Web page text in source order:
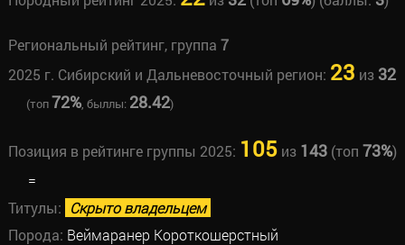
Региональный рейтинг, группа 7
2025 г. Сибирский и Дальневосточный регион: 23 из 32
(топ72%, быллы: 28.42)
Позиция в рейтинге группы 2025: 105из 143(топ 73%)
=
Титулы: Скрыто владельцем
Порода: Веймаранер Короткошерстный